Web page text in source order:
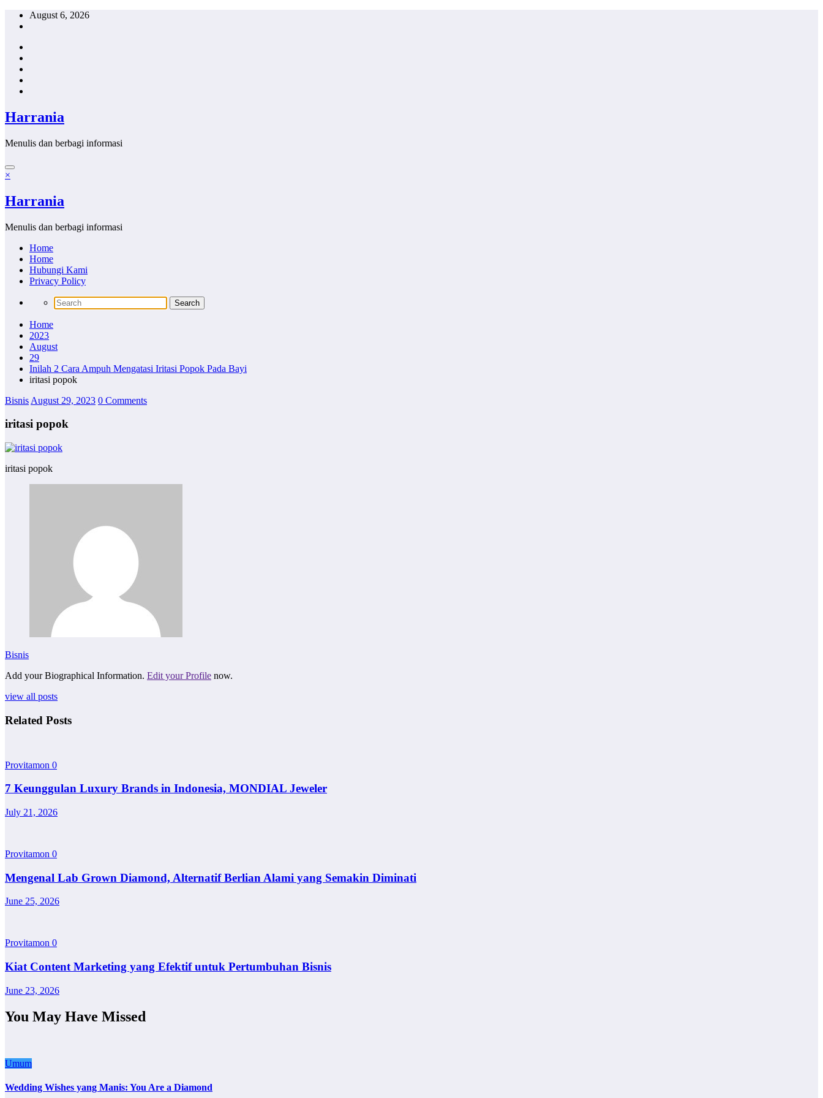
Skip
August 6, 2026
Harrania
Menulis dan berbagi informasi
×
Harrania
Menulis dan berbagi informasi
Home
Home
Hubungi Kami
Privacy Policy
Home
2023
August
29
Inilah 2 Cara Ampuh Mengatasi Iritasi Popok Pada Bayi
iritasi popok
Bisnis August 29, 2023 0 Comments
iritasi popok
iritasi popok
Bisnis
Add your Biographical Information. Edit your Profile now.
view all posts
Related Posts
Provitamon 0
7 Keunggulan Luxury Brands in Indonesia, MONDIAL Jeweler
July 21, 2026
Provitamon 0
Mengenal Lab Grown Diamond, Alternatif Berlian Alami yang Semakin Diminati
June 25, 2026
Provitamon 0
Kiat Content Marketing yang Efektif untuk Pertumbuhan Bisnis
June 23, 2026
You May Have Missed
Umum
Wedding Wishes yang Manis: You Are a Diamond